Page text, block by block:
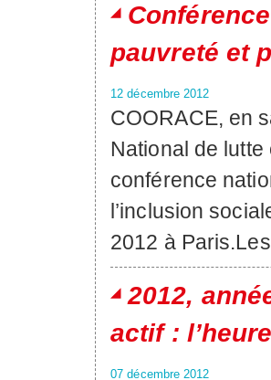
pauvreté et
12 décembre 2012
COORACE, en
National de
conférence
l’inclusion
2012 à
2012,
actif :
07 décembre 2012